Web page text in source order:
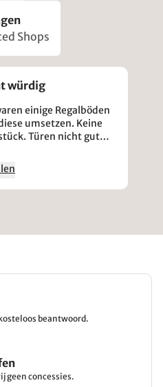
Shops
würdig
einige Regalböden
umsetzen. Keine
Türen nicht gut
beantwoord.
geen concessies.